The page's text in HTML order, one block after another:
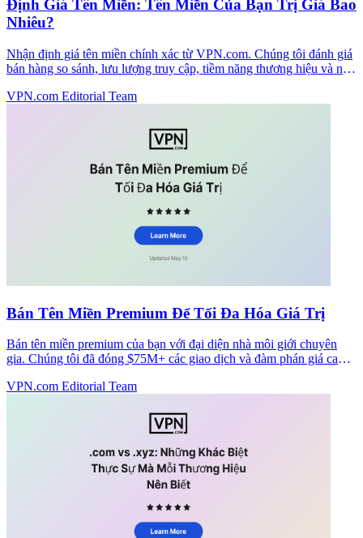
Định Giá Tên Miền: Tên Miền Của Bạn Trị Giá Bao
Nhiêu?
Nhận định giá tên miền chính xác từ VPN.com. Chúng tôi đánh giá
bán hàng so sánh, lưu lượng truy cập, tiềm năng thương hiệu và nhu
VPN.com Editorial Team
Bán Tên Miền Premium Để Tối Đa Hóa Giá Trị
Bán tên miền premium của bạn với đại diện nhà môi giới chuyên
gia. Chúng tôi đã đóng $75M+ các giao dịch và đàm phán giá cao
VPN.com Editorial Team